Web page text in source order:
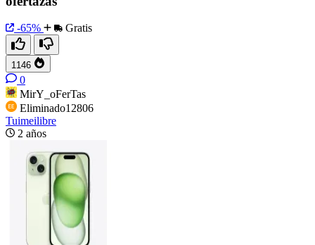
-65% Gratis
1146
0
MirY_oFerTas
Eliminado12806
Tuimeilibre
2 años